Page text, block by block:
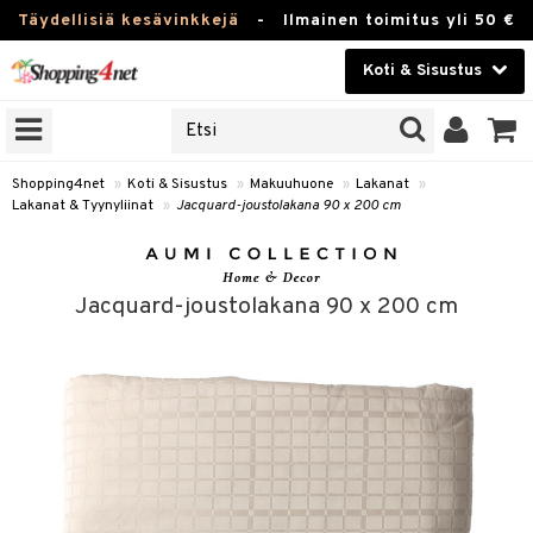
Täydellisiä kesävinkkejä - Ilmainen toimitus yli 50 €
Koti & Sisustus
Kauneudenhoito
Piilolinssit
Fitness
Koti & Sisustus
Lelut, Lapsi & Vauva
Shopping4net » Koti & Sisustus » Makuuhuone » Lakanat »
Lakanat & Tyynyliinat » Jacquard-joustolakana 90 x 200 cm
Jacquard-joustolakana 90 x 200 cm
Karahvit